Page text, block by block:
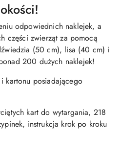
odpowiednich naklejek, a
części zwierząt za pomocą
(50 cm), lisa (40 cm) i
200 dużych naklejek!
kartonu posiadającego
kart do wytargania, 218
instrukcja krok po kroku